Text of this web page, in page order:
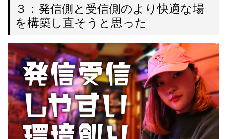
３：発信側と受信側のより快適な場
を構築し直そうと思った